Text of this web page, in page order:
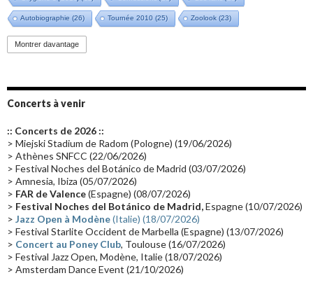
Autobiographie (26) Tournée 2010 (25) Zoolook (23)
Promo 2019(23)
Groupe de Recherche Musicale
Passages radio Vidéo Jarrecast (16) Synthé 80's
Les concerts en Chine(16) Cinéma
Synthé Roland(15) Belgique(15)
(14) Astronomie (14) (14)
Tournée 2025(14) 2024(14) Chine(13)
Montrer davantage
Concerts à venir
:: Concerts de 2026 ::
> Miejski Stadium de Radom (Pologne) (19/06/2026)
> Athènes SNFCC (22/06/2026)
> Festival Noches del Botánico de Madrid (03/07/2026)
> Amnesia, Ibiza (05/07/2026)
> FAR de Valence(Espagne) (08/07/2026)
> Festival Noches del Botánico de Madrid,Espagne (10/07/2026)
> Jazz Open à Modène(Italie) (18/07/2026)
> Festival Starlite Occident de Marbella (Espagne) (13/07/2026)
> Concert au Poney Club, Toulouse (16/07/2026)
> Festival Jazz Open, Modène, Italie (18/07/2026)
> Amsterdam Dance Event (21/10/2026)